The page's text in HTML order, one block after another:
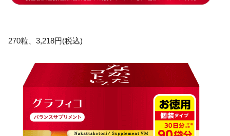
270粒、3,218円(税込)